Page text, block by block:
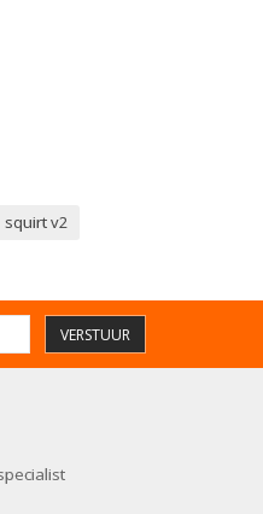
squirt v2
VERSTUUR